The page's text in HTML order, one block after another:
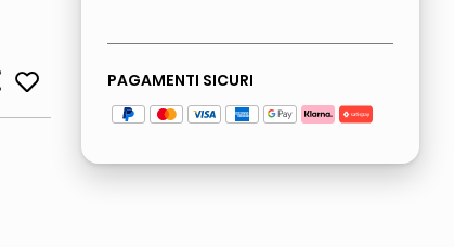
PAGAMENTI SICURI